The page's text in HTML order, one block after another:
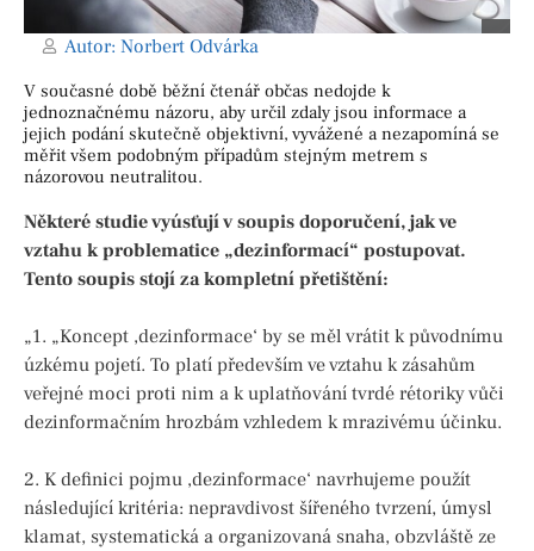
Autor: Norbert Odvárka
V současné době běžní čtenář občas nedojde k
jednoznačnému názoru, aby určil zdaly jsou informace a
jejich podání skutečně objektivní, vyvážené a nezapomíná se
měřit všem podobným případům stejným metrem s
názorovou neutralitou.
Některé studie vyúsťují v soupis doporučení, jak ve
vztahu k problematice „dezinformací“ postupovat.
Tento soupis stojí za kompletní přetištění:
„1. „Koncept ‚dezinformace‘ by se měl vrátit k původnímu
úzkému pojetí. To platí především ve vztahu k zásahům
veřejné moci proti nim a k uplatňování tvrdé rétoriky vůči
dezinformačním hrozbám vzhledem k mrazivému účinku.
2. K definici pojmu ‚dezinformace‘ navrhujeme použít
následující kritéria: nepravdivost šířeného tvrzení, úmysl
klamat, systematická a organizovaná snaha, obzvláště ze